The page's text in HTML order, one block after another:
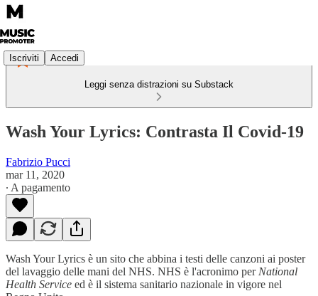
Iscriviti Accedi
Leggi senza distrazioni su Substack
Wash Your Lyrics: Contrasta Il Covid-19
Fabrizio Pucci
mar 11, 2020
∙ A pagamento
Wash Your Lyrics è un sito che abbina i testi delle canzoni ai poster
del lavaggio delle mani del NHS. NHS è l'acronimo per National
Health Service ed è il sistema sanitario nazionale in vigore nel